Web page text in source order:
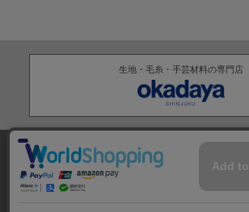
生地・毛糸・手芸材料の専門店
株式会社オカダヤ
特定商取引法に基づく表記 プライバシーポリシー